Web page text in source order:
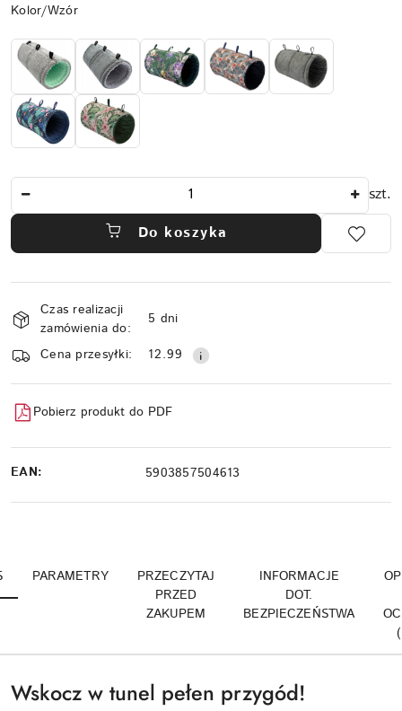
Wariant
Kolor/Wzór
szt.
Do koszyka
Dostępność
i
dostawa
Czas realizacji
zamówienia do:
5 dni
Cena przesyłki:
12.99
Pobierz produkt do PDF
EAN: 5903857504613
PARAMETRY
PRZECZYTAJ
PRZED
ZAKUPEM
INFORMACJE
DOT.
BEZPIECZEŃSTWA
Wskocz w tunel pełen przygód!